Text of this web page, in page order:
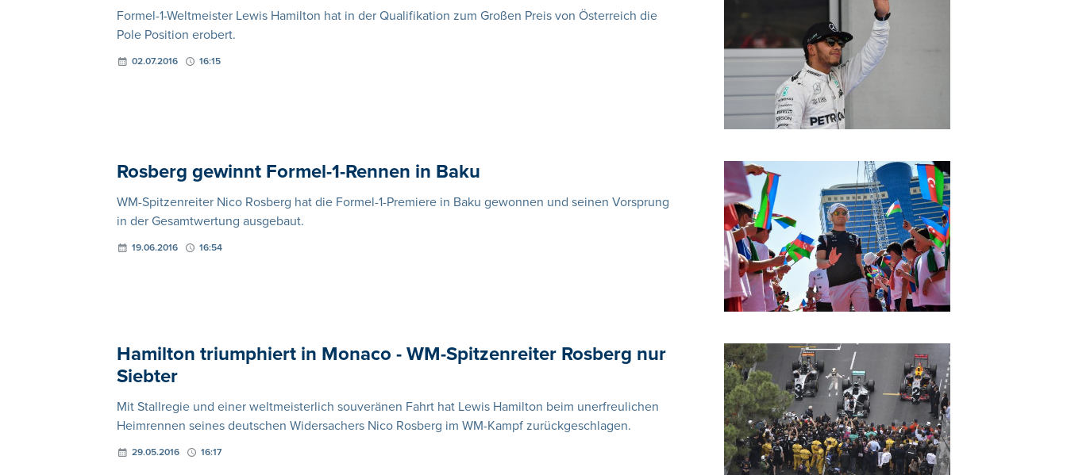
Formel-1-Weltmeister Lewis Hamilton hat in der Qualifikation zum Großen Preis von Österreich die
Pole Position erobert.
02.07.2016 16:15
Rosberg gewinnt Formel-1-Rennen in Baku
WM-Spitzenreiter Nico Rosberg hat die Formel-1-Premiere in Baku gewonnen und seinen Vorsprung
in der Gesamtwertung ausgebaut.
19.06.2016 16:54
Hamilton triumphiert in Monaco - WM-Spitzenreiter Rosberg nur
Siebter
Mit Stallregie und einer weltmeisterlich souveränen Fahrt hat Lewis Hamilton beim unerfreulichen
Heimrennen seines deutschen Widersachers Nico Rosberg im WM-Kampf zurückgeschlagen.
29.05.2016 16:17